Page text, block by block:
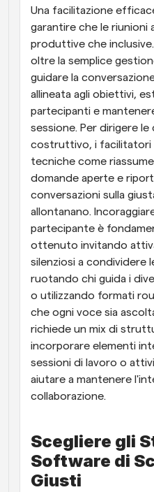
Una facilitazione
garantire che le riunioni
produttive che
oltre la semplice
guidare la
allineata agli obiettivi,
partecipanti e
sessione. Per dirigere
costruttivo, i facilitatori
tecniche come
domande aperte e
conversazioni sulla
allontanano.
partecipante è
ottenuto invitando
silenziosi a condividere
ruotando chi guida i
o utilizzando formati
che ogni voce sia
richiede un mix di
incorporare elementi
sessioni di lavoro o
aiutare a mantenere
collaborazione.
Scegliere gli
Software di
Giusti